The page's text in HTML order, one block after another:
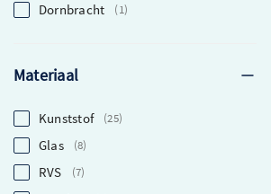
Dornbracht 1
Materiaal
Kunststof 25
Glas 8
RVS 7